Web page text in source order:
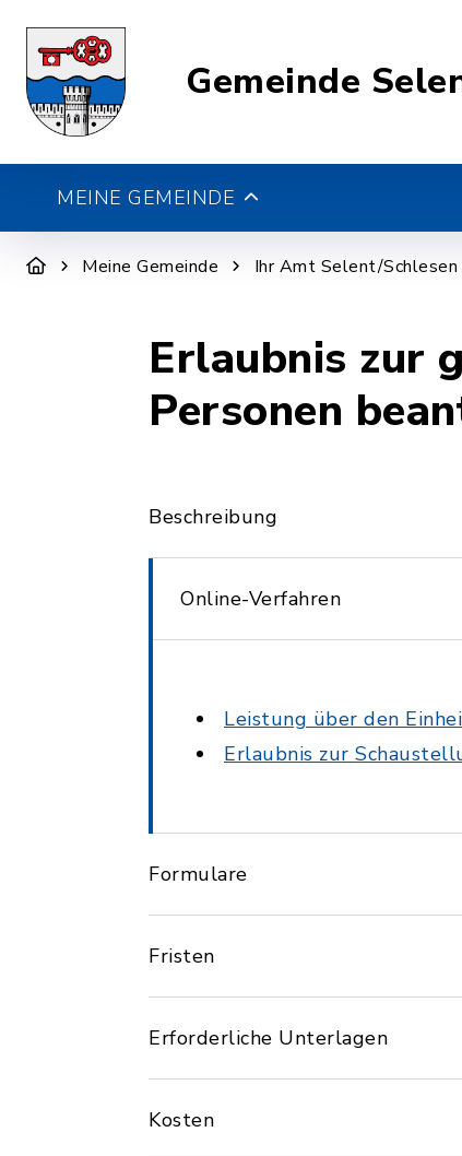
Gemeinde
MEINE GEMEINDE
Meine Gemeinde Ihr Amt Selent/Schlesen
Erlaubnis zur
Personen
Beschreibung
Online-Verfahren
Leistung über den
Erlaubnis zur
Formulare
Fristen
Erforderliche Unterlagen
Kosten